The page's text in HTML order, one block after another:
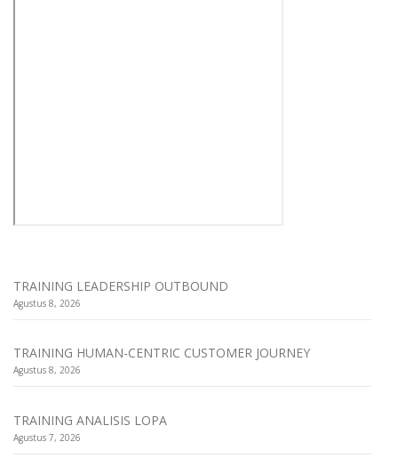
TRAINING LEADERSHIP OUTBOUND
Agustus 8, 2026
TRAINING HUMAN-CENTRIC CUSTOMER JOURNEY
Agustus 8, 2026
TRAINING ANALISIS LOPA
Agustus 7, 2026